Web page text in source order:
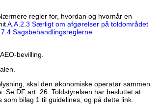
regler for, hvordan og hvornår en
A.A.2.3 Særligt om afgørelser på toldområdet
Sagsbehandlingsreglerne
bevilling.
skal den økonomiske operatør sammen
Se DF art. 26. Toldstyrelsen har besluttet at
bilag 1 til guidelines, og på dette link.